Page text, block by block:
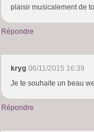
plaisir musicalement de
Répondre
kryg 06/11/2015 16:39
Je te souhaite un beau
Répondre